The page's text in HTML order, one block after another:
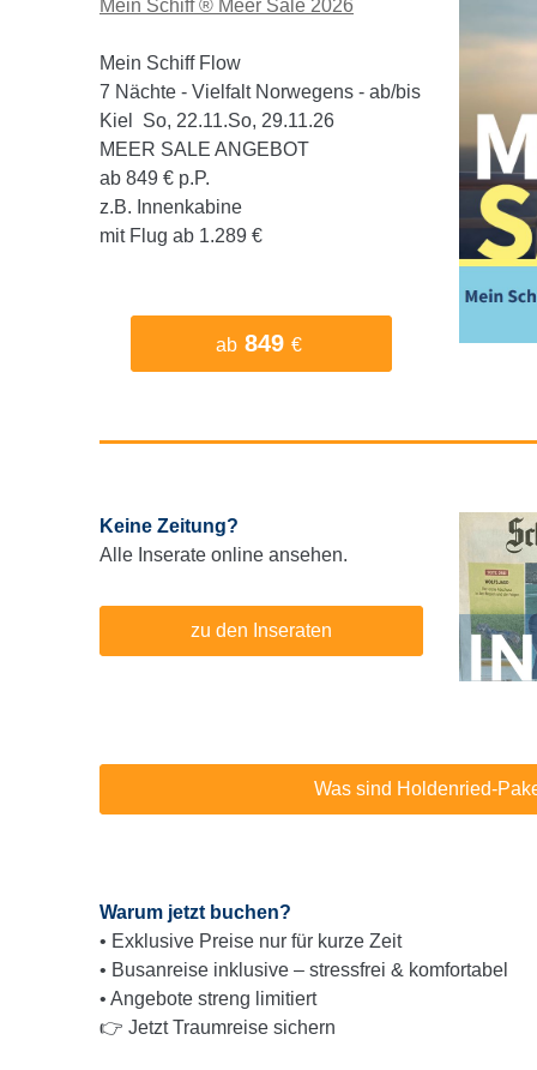
Mein Schiff ® Meer Sale 2026
Mein Schiff Flow
7 Nächte - Vielfalt Norwegens - ab/bis
Kiel So, 22.11.So, 29.11.26
MEER SALE ANGEBOT
ab 849 € p.P.
z.B. Innenkabine
mit Flug ab 1.289 €
ab 849 €
Keine Zeitung?
Alle Inserate online ansehen.
zu den Inseraten
Was sind Holdenried-
Warum jetzt buchen?
• Exklusive Preise nur für kurze Zeit
• Busanreise inklusive – stressfrei & komfortabel
• Angebote streng limitiert
👉 Jetzt Traumreise sichern